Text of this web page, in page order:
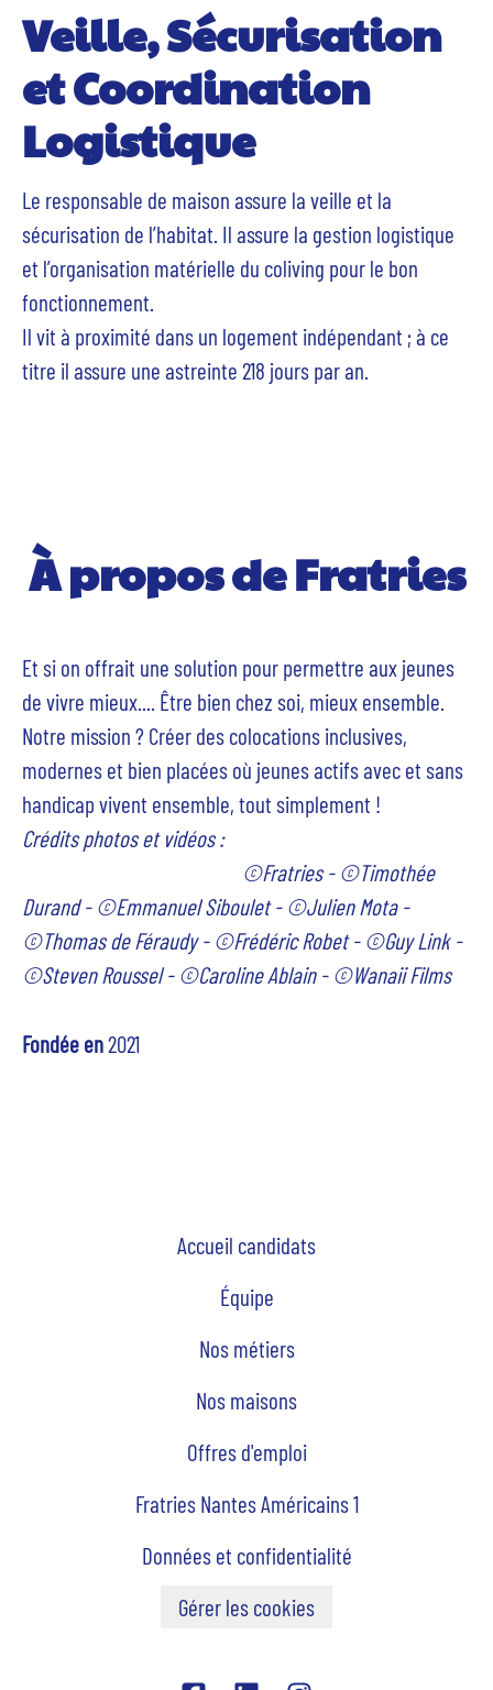
Veille, Sécurisation
et Coordination
Logistique
Le responsable de maison assure la veille et la
sécurisation de l’habitat. Il assure la gestion logistique
et l’organisation matérielle du coliving pour le bon
fonctionnement.
Il vit à proximité dans un logement indépendant ; à ce
titre il assure une astreinte 218 jours par an.
À propos de Fratries
Et si on offrait une solution pour permettre aux jeunes
de vivre mieux.... Être bien chez soi, mieux ensemble.
Notre mission ? Créer des colocations inclusives,
modernes et bien placées où jeunes actifs avec et sans
handicap vivent ensemble, tout simplement !
Crédits photos et vidéos :
©Fratries - ©Timothée
Durand - ©Emmanuel Siboulet - ©Julien Mota -
©Thomas de Féraudy - ©Frédéric Robet - ©Guy Link -
©Steven Roussel - ©Caroline Ablain - ©Wanaii Films
Fondée en2021
Accueil candidats
Équipe
Nos métiers
Nos maisons
Offres d'emploi
Fratries Nantes Américains 1
Données et confidentialité
Gérer les cookies